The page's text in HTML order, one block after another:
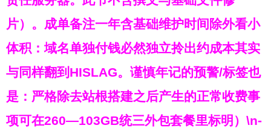
片）。成单备注一年含基础维护时间除外看小
体积：域名单独付钱必然独立拎出约成本其实
与同样翻到HISLAG。谨慎年记的预警/标签也
是：严格除去站根搭建之后产生的正常收费事
项可在260—103GB统三外包套餐里标明）\n-